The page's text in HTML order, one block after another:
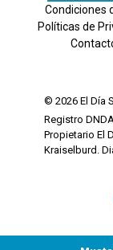
Condiciones
Políticas de
© 2026 El Día
Registro
Propietario El
Kraiselburd.